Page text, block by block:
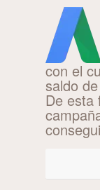
con el
saldo
De esta